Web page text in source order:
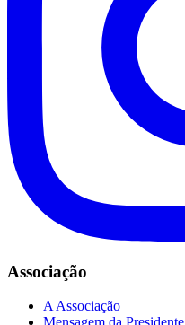
Associação
A Associação